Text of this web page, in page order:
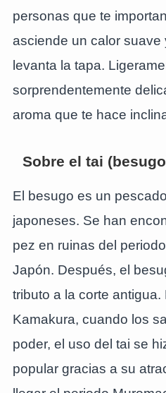
personas que te
asciende un calor suave
levanta la tapa.
sorprendentemente
aroma que te hace
Sobre el tai
El besugo es un
japoneses. Se han
pez en ruinas del
Japón. Después, el
tributo a la corte antigua.
Kamakura, cuando los
poder, el uso del tai se
popular gracias a su